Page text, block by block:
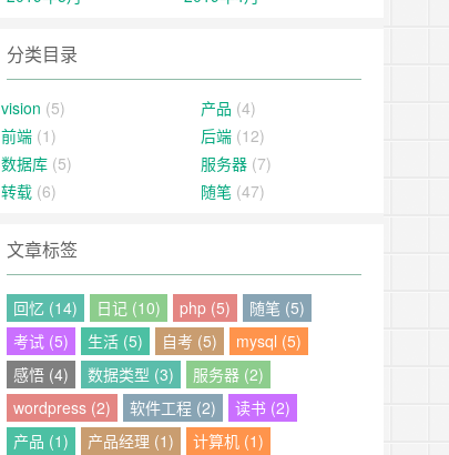
分类目录
vision (5) 产品 (4)
前端 (1) 后端 (12)
数据库 (5) 服务器 (7)
转载 (6) 随笔 (47)
文章标签
回忆 (14) 日记 (10) php (5)
随笔 (5)
考试 (5)
生活 (5) 自考 (5)
mysql (5)
感悟 (4)
数据类型 (3)
服务器 (2)
wordpress (2)
软件工程 (2)
读书 (2)
产品 (1)
产品经理 (1) 计算机 (1)